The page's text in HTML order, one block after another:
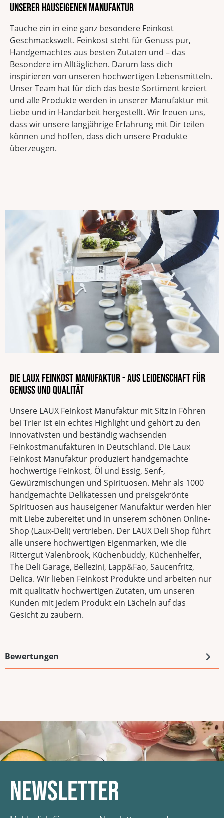
unserer hauseigenen Manufaktur
Tauche ein in eine ganz besondere Feinkost
Geschmackswelt. Feinkost steht für Genuss pur,
Handgemachtes aus besten Zutaten und – das
Besondere im Alltäglichen. Darum lass dich
inspirieren von unseren hochwertigen Lebensmitteln.
Unser Team hat für dich das beste Sortiment kreiert
und alle Produkte werden in unserer Manufaktur mit
Liebe und in Handarbeit hergestellt. Wir freuen uns,
dass wir unsere langjährige Erfahrung mit Dir teilen
können und hoffen, dass dich unsere Produkte
überzeugen.
Die LAUX Feinkost Manufaktur - Aus Leidenschaft für
Genuss und Qualität
Unsere LAUX Feinkost Manufaktur mit Sitz in Föhren
bei Trier ist ein echtes Highlight und gehört zu den
innovativsten und beständig wachsenden
Feinkostmanufakturen in Deutschland. Die Laux
Feinkost Manufaktur produziert handgemachte
hochwertige Feinkost, Öl und Essig, Senf-,
Gewürzmischungen und Spirituosen. Mehr als 1000
handgemachte Delikatessen und preisgekrönte
Spirituosen aus hauseigener Manufaktur werden hier
mit Liebe zubereitet und in unserem schönen Online-
Shop (Laux-Deli) vertrieben. Der LAUX Deli Shop führt
alle unsere hochwertigen Eigenmarken, wie die
Rittergut Valenbrook, Küchenbuddy, Küchenhelfer,
The Deli Garage, Bellezini, Lapp&Fao, Saucenfritz,
Delica. Wir lieben Feinkost Produkte und arbeiten nur
mit qualitativ hochwertigen Zutaten, um unseren
Kunden mit jedem Produkt ein Lächeln auf das
Gesicht zu zaubern.
Bewertungen
Newsletter